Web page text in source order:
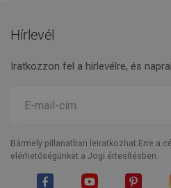
Hírlevél
Iratkozzon fel a hírlevélre, és
Bármely pillanatban leiratkozhat.Erre a
elérhetőségünket a Jogi értesítésben.